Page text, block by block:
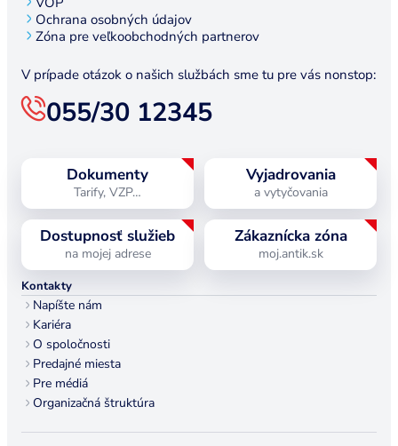
Ochrana osobných údajov
Zóna pre veľkoobchodných partnerov
V prípade otázok o našich službách sme tu pre vás nonstop:
055/30 12345
Dokumenty
Tarify, VZP…
Vyjadrovania
a vytyčovania
Dostupnosť služieb
na mojej adrese
Zákaznícka zóna
moj.antik.sk
Kontakty
Napíšte nám
Kariéra
O spoločnosti
Predajné miesta
Pre médiá
Organizačná štruktúra